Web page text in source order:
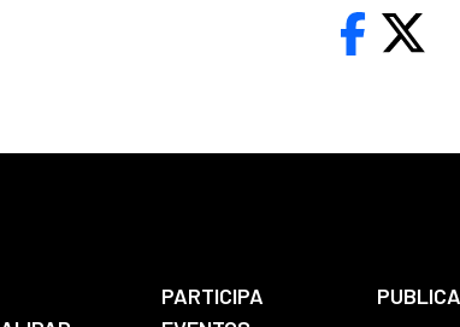
PARTICIPA